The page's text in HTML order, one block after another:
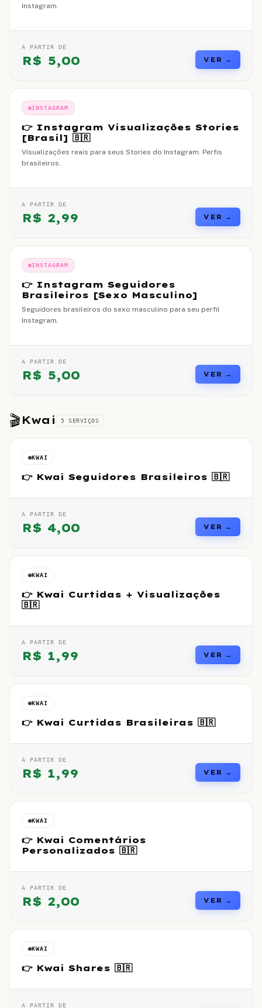
Instagram.
A PARTIR DE
R$ 5,00 VER →
INSTAGRAM
👉 Instagram Visualizações Stories
[Brasil] 🇧🇷
Visualizações reais para seus Stories do Instagram. Perfis
brasileiros.
A PARTIR DE
R$ 2,99 VER →
INSTAGRAM
👉 Instagram Seguidores
Brasileiros [Sexo Masculino]
Seguidores brasileiros do sexo masculino para seu perfil
Instagram.
A PARTIR DE
R$ 5,00 VER →
🎬Kwai 5 SERVIÇOS
KWAI
👉 Kwai Seguidores Brasileiros 🇧🇷
A PARTIR DE
R$ 4,00 VER →
KWAI
👉 Kwai Curtidas + Visualizações
🇧🇷
A PARTIR DE
R$ 1,99 VER →
KWAI
👉 Kwai Curtidas Brasileiras 🇧🇷
A PARTIR DE
R$ 1,99 VER →
KWAI
👉 Kwai Comentários
Personalizados 🇧🇷
A PARTIR DE
R$ 2,00 VER →
KWAI
👉 Kwai Shares 🇧🇷
A PARTIR DE